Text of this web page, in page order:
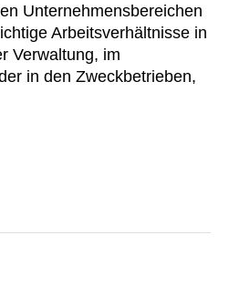
Unternehmensbereichen
Arbeitsverhältnisse in
Verwaltung, im
in den Zweckbetrieben,